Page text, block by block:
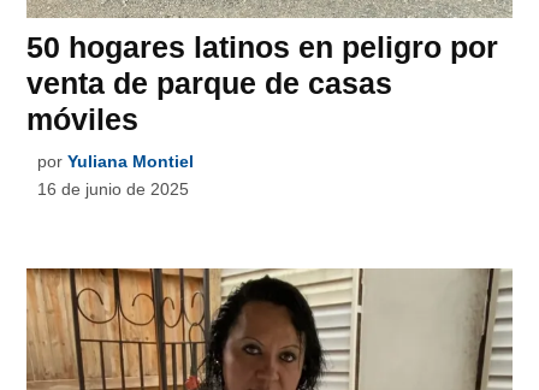
50 hogares latinos en peligro por
venta de parque de casas
móviles
por Yuliana Montiel
16 de junio de 2025